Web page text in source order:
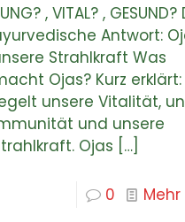
, VITAL? , GESUND?
Antwort:
Strahlkraft Was
Ojas? Kurz
unsere Vitalität,
und unsere
Ojas […]
0